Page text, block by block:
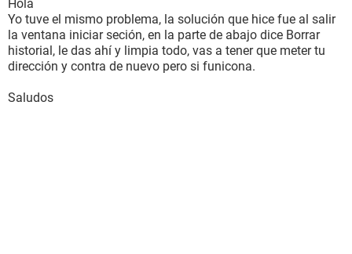
Hola
Yo tuve el mismo problema, la solución que hice fue al salir
la ventana iniciar seción, en la parte de abajo dice Borrar
historial, le das ahí y limpia todo, vas a tener que meter tu
dirección y contra de nuevo pero si funicona.
Saludos